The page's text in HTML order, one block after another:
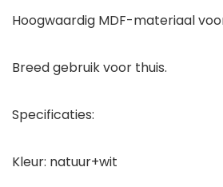
Hoogwaardig MDF-materiaal
Breed gebruik voor thuis.
Specificaties:
Kleur: natuur+wit